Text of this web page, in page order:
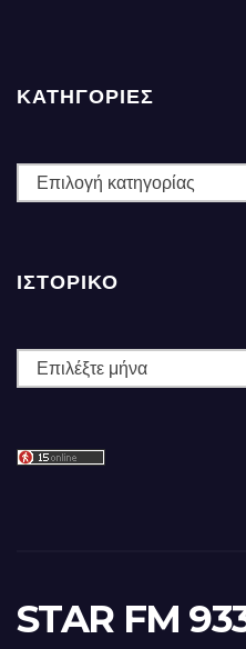
ΚΑΤΗΓΟΡΙΕΣ
ΚΑΤΗΓΟΡΙΕΣ
ΙΣΤΟΡΙΚΌ
Ιστορικό
STAR FM